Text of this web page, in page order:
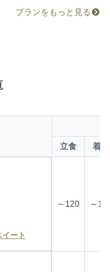
プランをもっと見る
立食
着席
イート
～120 ～